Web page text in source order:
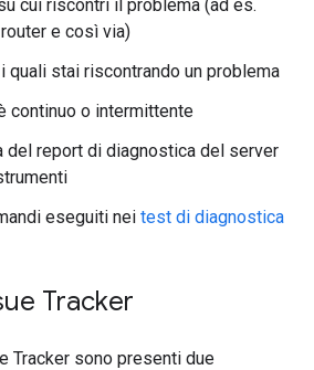
cui riscontri il problema (ad es.
e così via)
quali stai riscontrando un problema
continuo o intermittente
del report di diagnostica del server
eseguiti nei test di diagnostica
Tracker
Tracker sono presenti due